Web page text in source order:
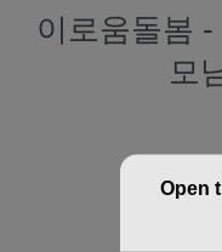
이로움돌봄
모